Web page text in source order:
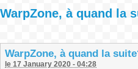
WarpZone, à quand la
WarpZone, à quand la
le 17 January 2020 - 04:28